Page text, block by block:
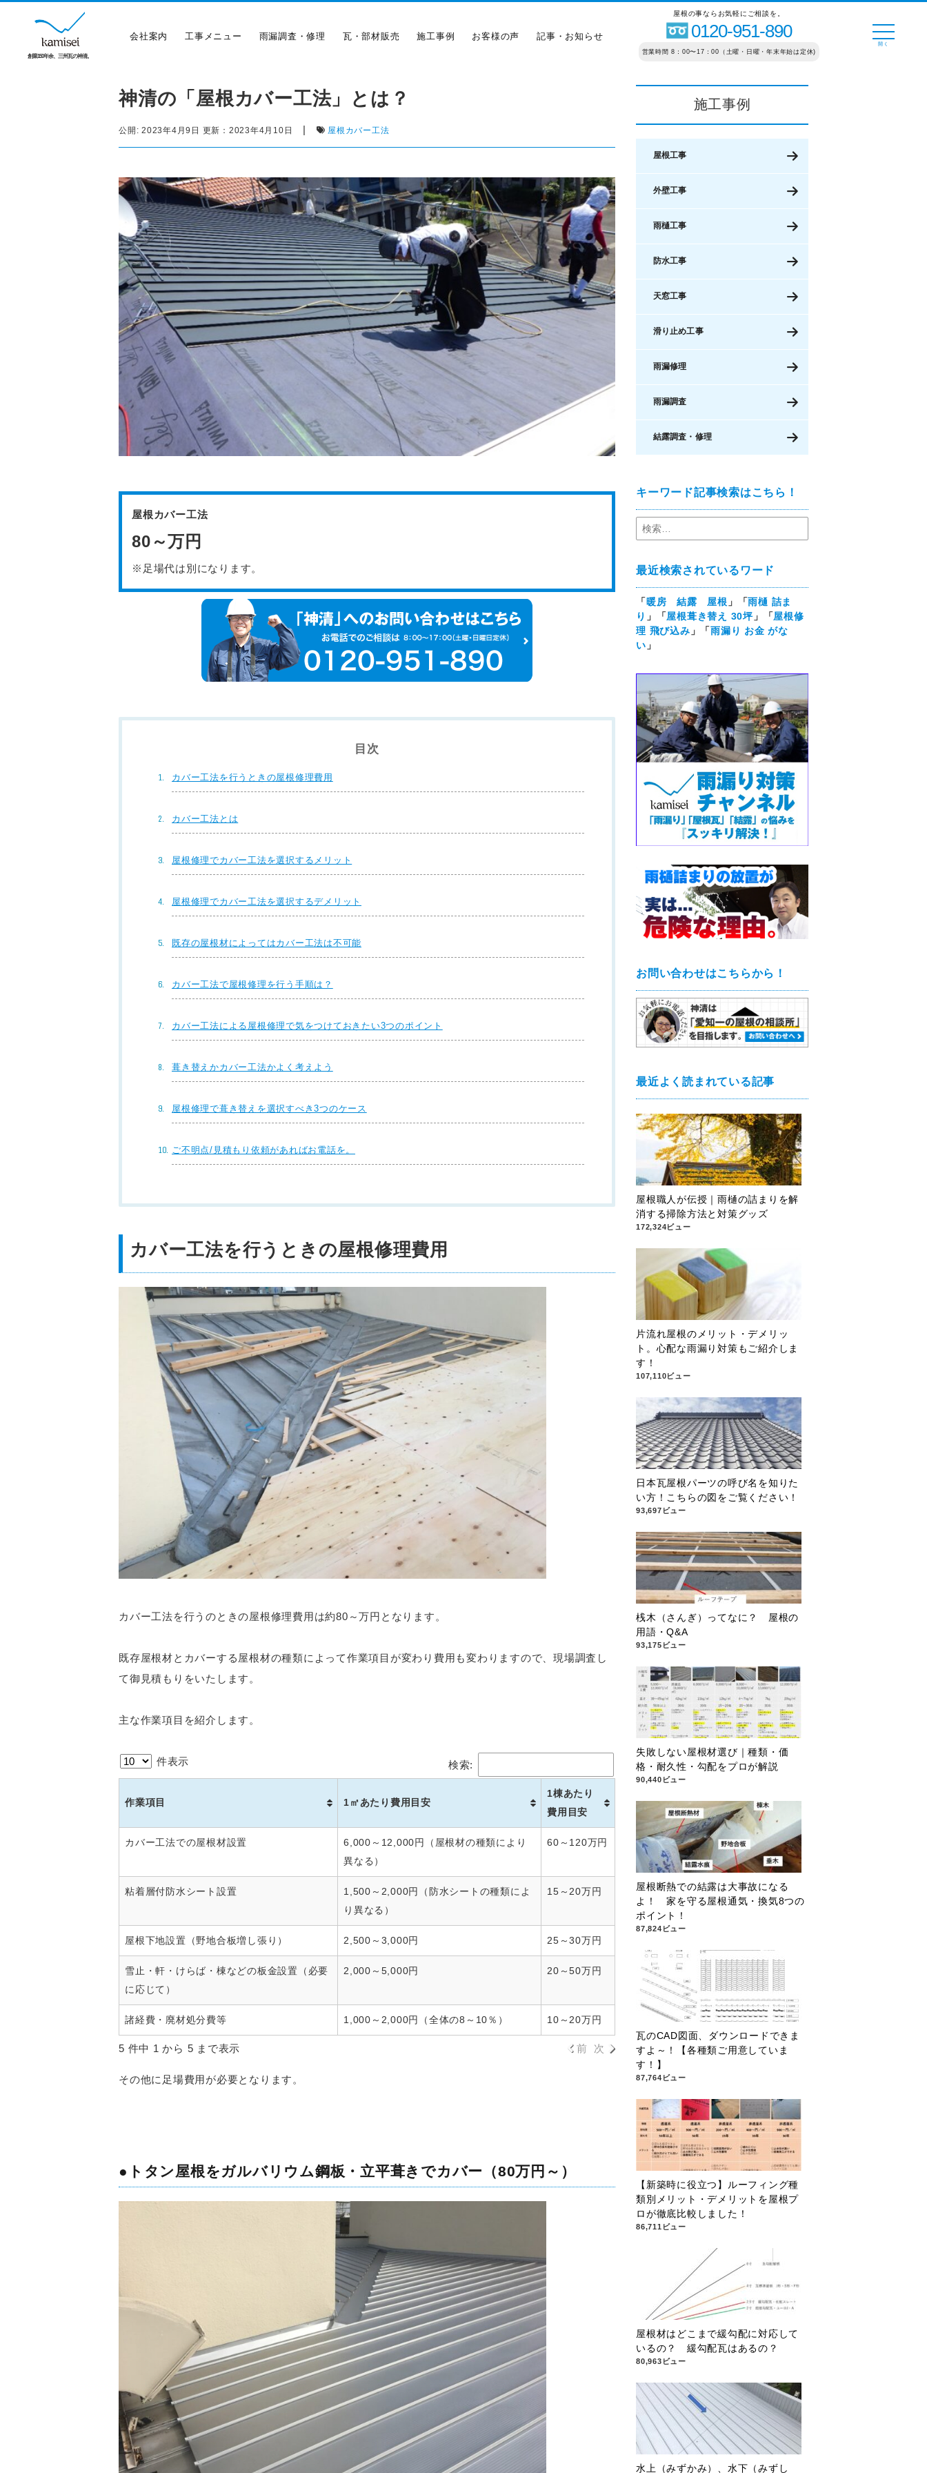
創業150年余、三州瓦の神清。
会社案内 工事メニュー 雨漏調査・修理 瓦・部材販売 施工事例 お客様の声 記事・お知らせ
屋根の事ならお気軽にご相談を。
0120-951-890
営業時間 8：00〜17：00（土曜・日曜・年末年始は定休)
神清の「屋根カバー工法」とは？
公開: 2023年4月9日 更新： 2023年4月10日 | 屋根カバー工法
屋根カバー工法
80～万円
※足場代は別になります。
目次
カバー工法を行うときの屋根修理費用
カバー工法とは
屋根修理でカバー工法を選択するメリット
屋根修理でカバー工法を選択するデメリット
既存の屋根材によってはカバー工法は不可能
カバー工法で屋根修理を行う手順は？
カバー工法による屋根修理で気をつけておきたい3つのポイント
葺き替えかカバー工法かよく考えよう
屋根修理で葺き替えを選択すべき3つのケース
ご不明点/見積もり依頼があればお電話を。
カバー工法を行うときの屋根修理費用
カバー工法を行うのときの屋根修理費用は約80～万円となります。
既存屋根材とカバーする屋根材の種類によって作業項目が変わり費用も変わりますので、現場調査し
て御見積もりをいたします。
主な作業項目を紹介します。
件表示 検索:
作業項目 1㎡あたり費用目安
1棟あたり
費用目安
カバー工法での屋根材設置
6,000～12,000円（屋根材の種類により
異なる）
60～120万円
粘着層付防水シート設置
1,500～2,000円（防水シートの種類によ
り異なる）
15～20万円
屋根下地設置（野地合板増し張り） 2,500～3,000円 25～30万円
雪止・軒・けらば・棟などの板金設置（必要
に応じて）
2,000～5,000円 20～50万円
諸経費・廃材処分費等 1,000～2,000円（全体の8～10％） 10～20万円
5 件中 1 から 5 まで表示 前 次
その他に足場費用が必要となります。
●トタン屋根をガルバリウム鋼板・立平葺きでカバー（80万円～）
施工事例
屋根工事
外壁工事
雨樋工事
防水工事
天窓工事
滑り止め工事
雨漏修理
雨漏調査
結露調査・修理
キーワード記事検索はこちら！
最近検索されているワード
「暖房 結露 屋根 」「雨樋 詰ま
り 」「屋根葺き替え 30坪」「屋根修
理 飛び込み 」「雨漏り お金 がな
い 」
お問い合わせはこちらから！
最近よく読まれている記事
屋根職人が伝授｜雨樋の詰まりを解
消する掃除方法と対策グッズ
172,324ビュー
片流れ屋根のメリット・デメリッ
ト。心配な雨漏り対策もご紹介しま
す！
107,110ビュー
日本瓦屋根パーツの呼び名を知りた
い方！こちらの図をご覧ください！
93,697ビュー
桟木（さんぎ）ってなに？ 屋根の
用語・Q&A
93,175ビュー
失敗しない屋根材選び｜種類・価
格・耐久性・勾配をプロが解説
90,440ビュー
屋根断熱での結露は大事故になる
よ！ 家を守る屋根通気・換気8つの
ポイント！
87,824ビュー
瓦のCAD図面、ダウンロードできま
すよ～！【各種類ご用意していま
す！】
87,764ビュー
【新築時に役立つ】ルーフィング種
類別メリット・デメリットを屋根プ
ロが徹底比較しました！
86,711ビュー
屋根材はどこまで緩勾配に対応して
いるの？ 緩勾配瓦はあるの？
80,963ビュー
水上（みずかみ）、水下（みずし